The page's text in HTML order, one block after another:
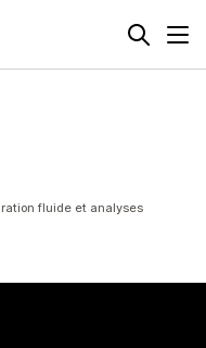
fluide et analyses